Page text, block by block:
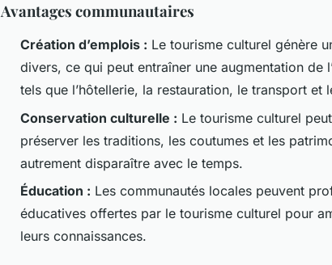
Avantages communautaires
Création d’emplois : Le tourisme culturel génère
divers, ce qui peut entraîner une augmentation de
tels que l’hôtellerie, la restauration, le transport et
Conservation culturelle : Le tourisme culturel
préserver les traditions, les coutumes et les
autrement disparaître avec le temps.
Éducation : Les communautés locales peuvent
éducatives offertes par le tourisme culturel pour
leurs connaissances.